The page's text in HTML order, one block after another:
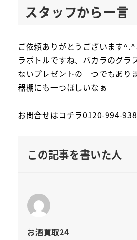
スタッフから一言
ご依頼ありがとうございます
ラボトルですね、バカラのグラ
ないプレゼントの一つでもあり
器棚にも一つほしいなぁ
お問合せはコチラ0120-994-938
この記事を書いた人
お酒買取24